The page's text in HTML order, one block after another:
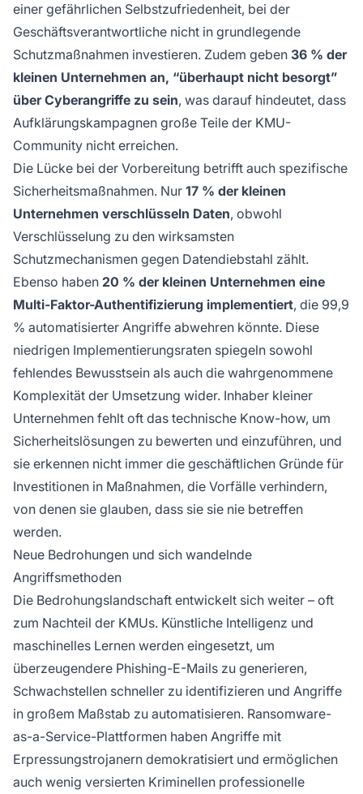
einer gefährlichen Selbstzufriedenheit, bei der
Geschäftsverantwortliche nicht in grundlegende
Schutzmaßnahmen investieren. Zudem geben 36 % der
kleinen Unternehmen an, “überhaupt nicht besorgt”
über Cyberangriffe zu sein, was darauf hindeutet, dass
Aufklärungskampagnen große Teile der KMU-
Community nicht erreichen.
Die Lücke bei der Vorbereitung betrifft auch spezifische
Sicherheitsmaßnahmen. Nur 17 % der kleinen
Unternehmen verschlüsseln Daten, obwohl
Verschlüsselung zu den wirksamsten
Schutzmechanismen gegen Datendiebstahl zählt.
Ebenso haben 20 % der kleinen Unternehmen eine
Multi-Faktor-Authentifizierung implementiert, die 99,9
% automatisierter Angriffe abwehren könnte. Diese
niedrigen Implementierungsraten spiegeln sowohl
fehlendes Bewusstsein als auch die wahrgenommene
Komplexität der Umsetzung wider. Inhaber kleiner
Unternehmen fehlt oft das technische Know-how, um
Sicherheitslösungen zu bewerten und einzuführen, und
sie erkennen nicht immer die geschäftlichen Gründe für
Investitionen in Maßnahmen, die Vorfälle verhindern,
von denen sie glauben, dass sie sie nie betreffen
werden.
Neue Bedrohungen und sich wandelnde
Angriffsmethoden
Die Bedrohungslandschaft entwickelt sich weiter – oft
zum Nachteil der KMUs. Künstliche Intelligenz und
maschinelles Lernen werden eingesetzt, um
überzeugendere Phishing-E-Mails zu generieren,
Schwachstellen schneller zu identifizieren und Angriffe
in großem Maßstab zu automatisieren. Ransomware-
as-a-Service-Plattformen haben Angriffe mit
Erpressungstrojanern demokratisiert und ermöglichen
auch wenig versierten Kriminellen professionelle